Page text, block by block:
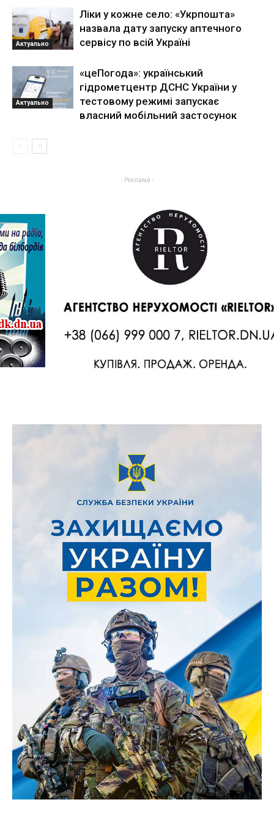
Актуально
Ліки у кожне село: «Укрпошта»
назвала дату запуску аптечного
сервісу по всій Україні
Актуально
«цеПогода»: український
гідрометцентр ДСНС України у
тестовому режимі запускає
власний мобільний застосунок
- Реклама -